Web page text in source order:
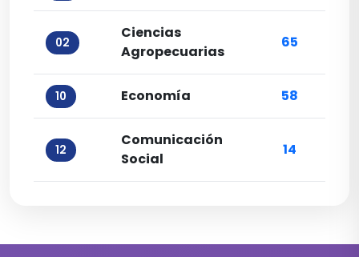
02
Ciencias
Agropecuarias
65
10 Economía 58
12
Comunicación
Social
14